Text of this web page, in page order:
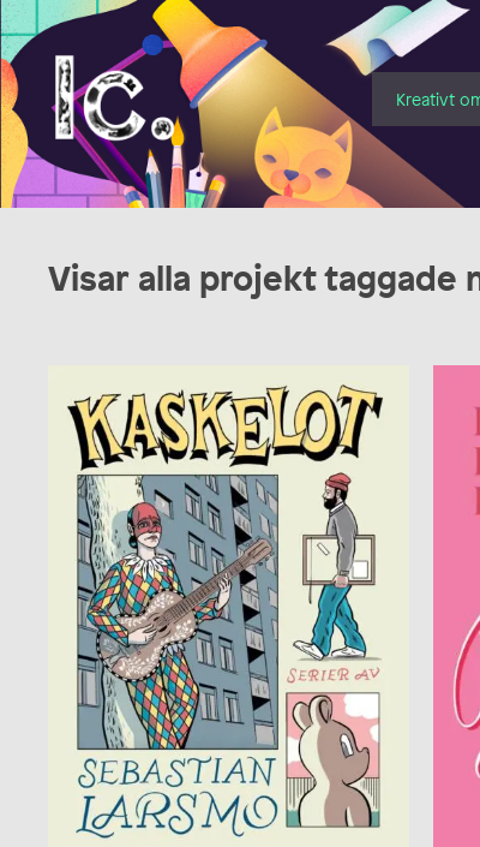
Illustratörcentrum
Kreativt
Visar alla projekt taggade